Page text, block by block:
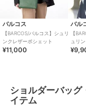
原産国 中
バルコス
【BARCOS/バルコス】シュリ
ンクレザーポシェット
¥11,000
バル
【
ュリ
ショルダーバッ
イテム